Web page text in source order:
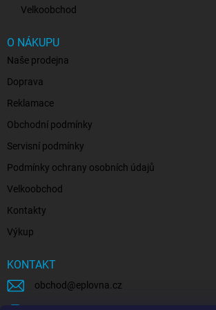
Velkoobchod
O NÁKUPU
Naše prodejna
Doprava
Reklamace
Obchodní podmínky
Servisní podmínky
Podmínky ochrany osobních údajů
Velkoobchod
Kontakty
Výkup
KONTAKT
obchod @eplovna.cz